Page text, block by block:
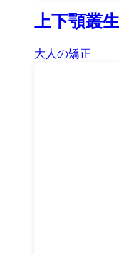
上下顎叢
大人の矯正